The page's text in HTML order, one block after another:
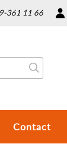
361 11 66
Contact